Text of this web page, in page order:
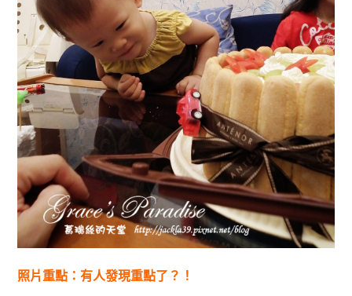
照片重點：有人發現重點了？！